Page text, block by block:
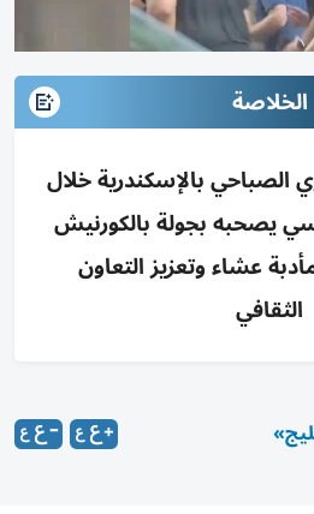
الخلاصة
الصباحي بالإسكندرية خلال
يصحبه بجولة بالكورنيش
عشاء وتعزيز التعاون
الثقافي